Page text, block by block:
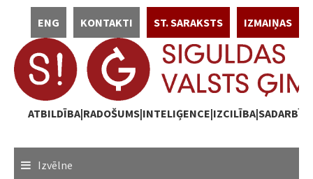
content
IZMAIŅAS
ST. SARAKSTS
KONTAKTI
ENG
Izvēlne